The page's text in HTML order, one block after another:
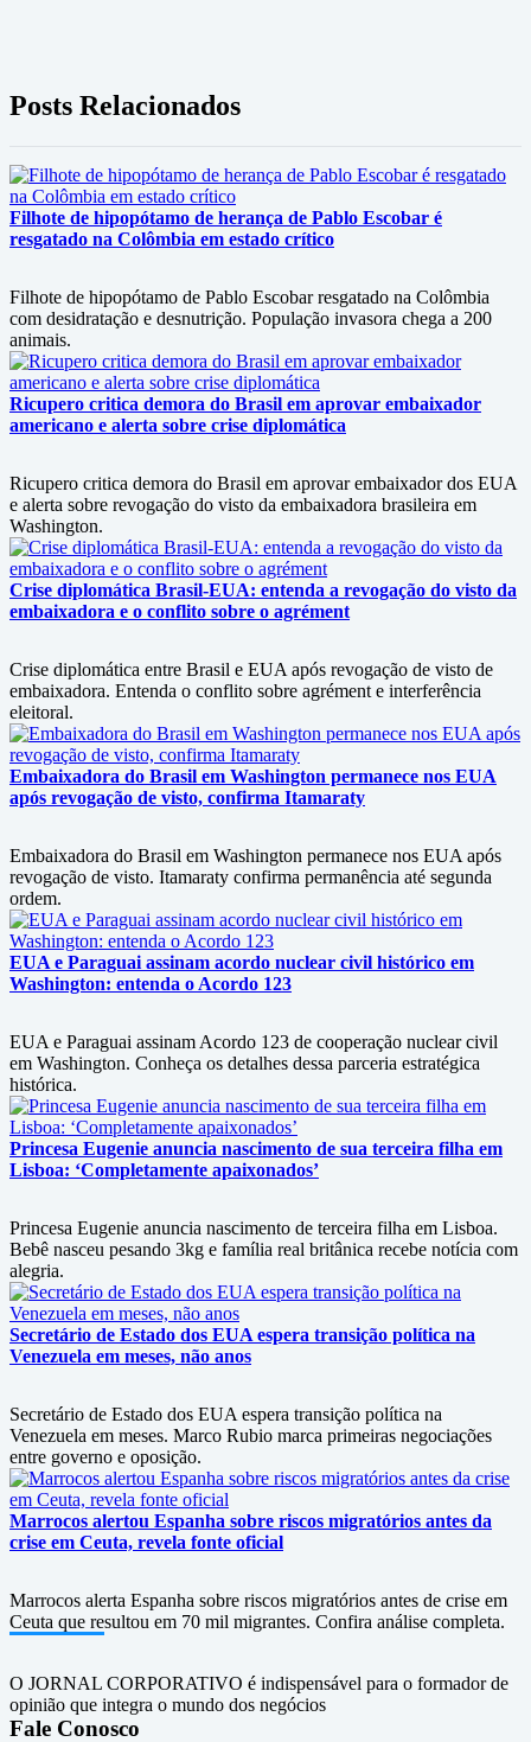
Posts Relacionados
Filhote de hipopótamo de herança de Pablo Escobar é
resgatado na Colômbia em estado crítico
Filhote de hipopótamo de Pablo Escobar resgatado na Colômbia
com desidratação e desnutrição. População invasora chega a 200
animais.
Ricupero critica demora do Brasil em aprovar embaixador
americano e alerta sobre crise diplomática
Ricupero critica demora do Brasil em aprovar embaixador dos EUA
e alerta sobre revogação do visto da embaixadora brasileira em
Washington.
Crise diplomática Brasil-EUA: entenda a revogação do visto da
embaixadora e o conflito sobre o agrément
Crise diplomática entre Brasil e EUA após revogação de visto de
embaixadora. Entenda o conflito sobre agrément e interferência
eleitoral.
Embaixadora do Brasil em Washington permanece nos EUA
após revogação de visto, confirma Itamaraty
Embaixadora do Brasil em Washington permanece nos EUA após
revogação de visto. Itamaraty confirma permanência até segunda
ordem.
EUA e Paraguai assinam acordo nuclear civil histórico em
Washington: entenda o Acordo 123
EUA e Paraguai assinam Acordo 123 de cooperação nuclear civil
em Washington. Conheça os detalhes dessa parceria estratégica
histórica.
Princesa Eugenie anuncia nascimento de sua terceira filha em
Lisboa: ‘Completamente apaixonados’
Princesa Eugenie anuncia nascimento de terceira filha em Lisboa.
Bebê nasceu pesando 3kg e família real britânica recebe notícia com
alegria.
Secretário de Estado dos EUA espera transição política na
Venezuela em meses, não anos
Secretário de Estado dos EUA espera transição política na
Venezuela em meses. Marco Rubio marca primeiras negociações
entre governo e oposição.
Marrocos alertou Espanha sobre riscos migratórios antes da
crise em Ceuta, revela fonte oficial
Marrocos alerta Espanha sobre riscos migratórios antes de crise em
Ceuta que resultou em 70 mil migrantes. Confira análise completa.
O JORNAL CORPORATIVO é indispensável para o formador de
opinião que integra o mundo dos negócios
Fale Conosco